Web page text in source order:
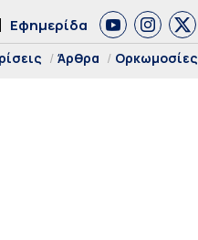
Εφημερίδα
Άρθρα Ορκωμοσίες